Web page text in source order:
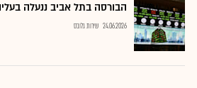
הבורסה בתל אביב ננעלה
24.06.2026 שירות גלובס